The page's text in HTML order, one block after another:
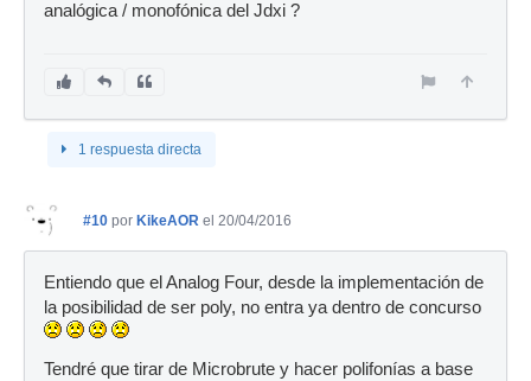
analógica / monofónica del Jdxi ?
1 respuesta directa
#10 por KikeAOR el 20/04/2016
Entiendo que el Analog Four, desde la implementación de
la posibilidad de ser poly, no entra ya dentro de concurso
Tendré que tirar de Microbrute y hacer polifonías a base